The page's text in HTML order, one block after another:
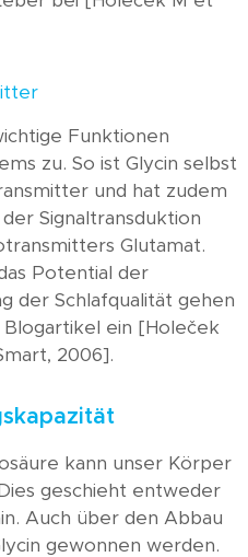
Funktionen
zu. So ist Glycin selbst
und hat zudem
Signaltransduktion
Glutamat.
Potential der
der Schlafqualität gehen
ein [Holeček
2006].
kann unser Körper
geschieht entweder
Auch über den Abbau
gewonnen werden.